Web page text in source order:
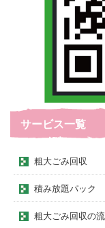
サービス一覧
粗大ごみ回収
積み放題パック
粗大ごみ回収の